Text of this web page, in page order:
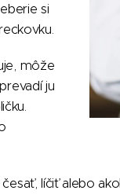
si
môže
ju
líčiť alebo